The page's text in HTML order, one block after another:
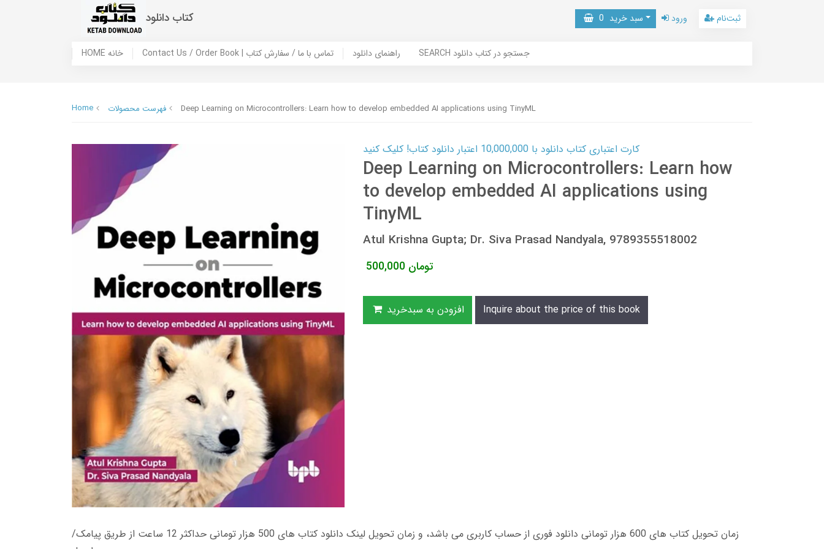
کتاب دانلود سبد خرید 0 ورود ثبت‌نام
HOME خانه Contact Us / Order Book | تماس با ما / سفارش کتاب راهنمای دانلود SEARCH جستجو در کتاب دانلود
Home فهرست محصولات Deep Learning on Microcontrollers: Learn how to develop embedded AI applications using TinyML
کارت اعتباری کتاب دانلود با 10,000,000 اعتبار دانلود کتاب! کلیک کنید
Deep Learning on Microcontrollers: Learn how
to develop embedded AI applications using
TinyML
Atul Krishna Gupta; Dr. Siva Prasad Nandyala, 9789355518002
500,000 تومان
افزودن به سبدخرید Inquire about the price of this book
زمان تحویل کتاب های 600 هزار تومانی دانلود فوری از حساب کاربری می باشد، و زمان تحویل لینک دانلود کتاب های 500 هزار تومانی حداکثر 12 ساعت از طریق پیامک/